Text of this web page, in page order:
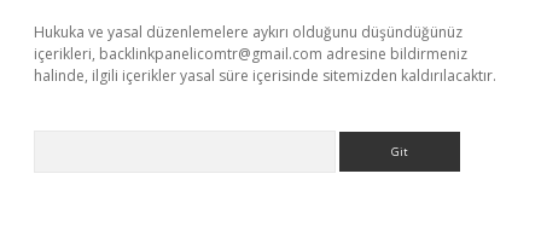
Hukuka ve yasal düzenlemelere aykırı olduğunu düşündüğünüz
içerikleri, backlinkpanelicomtr@gmail.com adresine bildirmeniz
halinde, ilgili içerikler yasal süre içerisinde sitemizden kaldırılacaktır.